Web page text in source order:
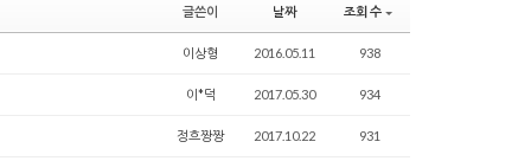
글쓴이 날짜 조회 수
이상형 2016.05.11 938
이*덕 2017.05.30 934
정흐짱짱 2017.10.22 931